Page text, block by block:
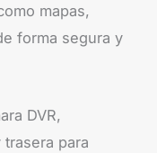
mapas,
forma segura y
DVR,
para